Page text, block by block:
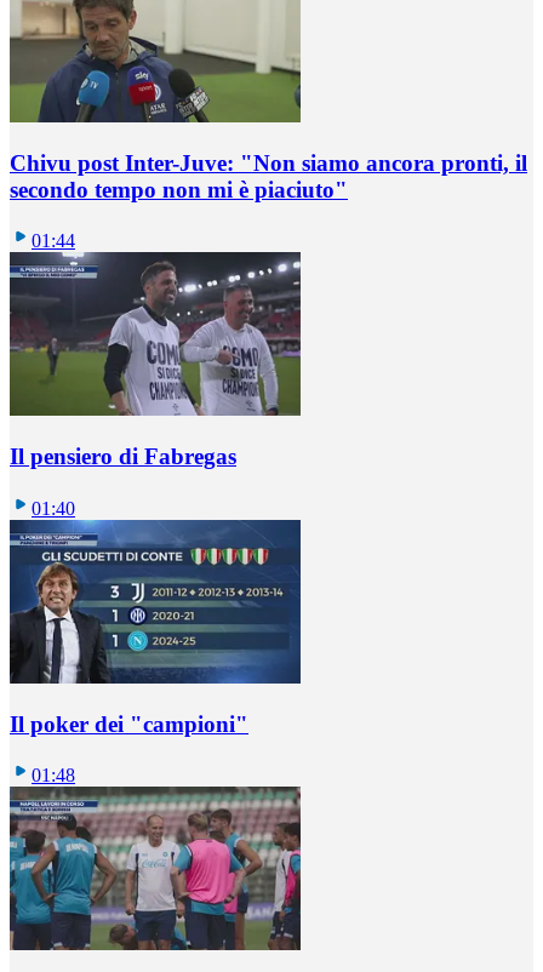
Chivu post Inter-Juve: "Non siamo ancora pronti, il
secondo tempo non mi è piaciuto"
01:44
Il pensiero di Fabregas
01:40
Il poker dei "campioni"
01:48